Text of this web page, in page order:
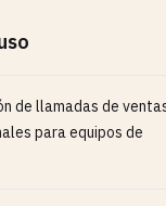
de llamadas de
para equipos de